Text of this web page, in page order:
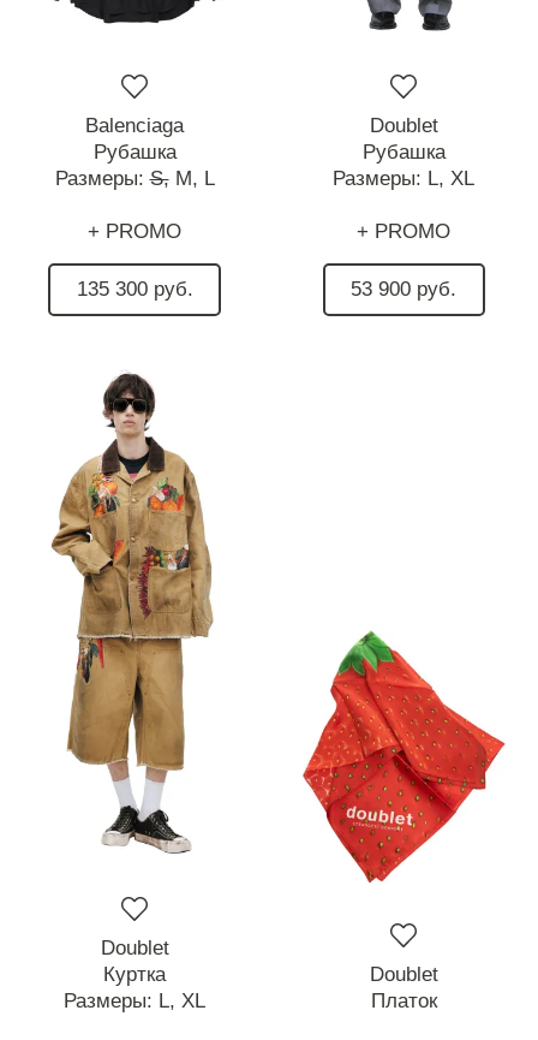
Balenciaga
Рубашка
Размеры:S, M, L
+ PROMO
135 300 руб.
Doublet
Рубашка
Размеры: L, XL
+ PROMO
53 900 руб.
Doublet
Куртка
Размеры: L, XL
Doublet
Платок